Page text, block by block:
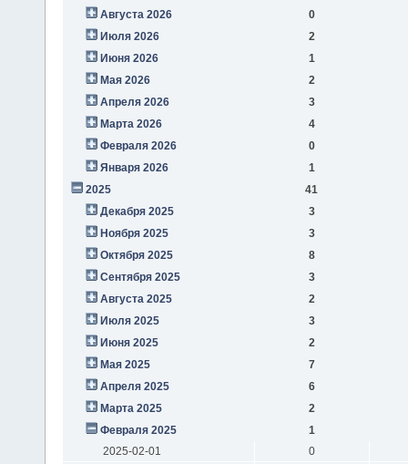
Августа 2026
0
Июля 2026
2
Июня 2026
1
Мая 2026
2
Апреля 2026
3
Марта 2026
4
Февраля 2026
0
Января 2026
1
2025
41
Декабря 2025
3
Ноября 2025
3
Октября 2025
8
Сентября 2025
3
Августа 2025
2
Июля 2025
3
Июня 2025
2
Мая 2025
7
Апреля 2025
6
Марта 2025
2
Февраля 2025
1
2025-02-01
0